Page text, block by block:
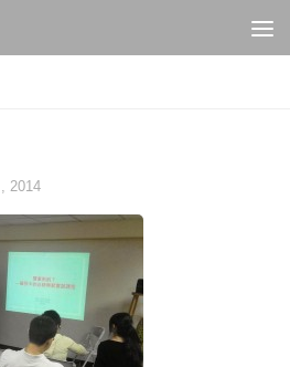
2014